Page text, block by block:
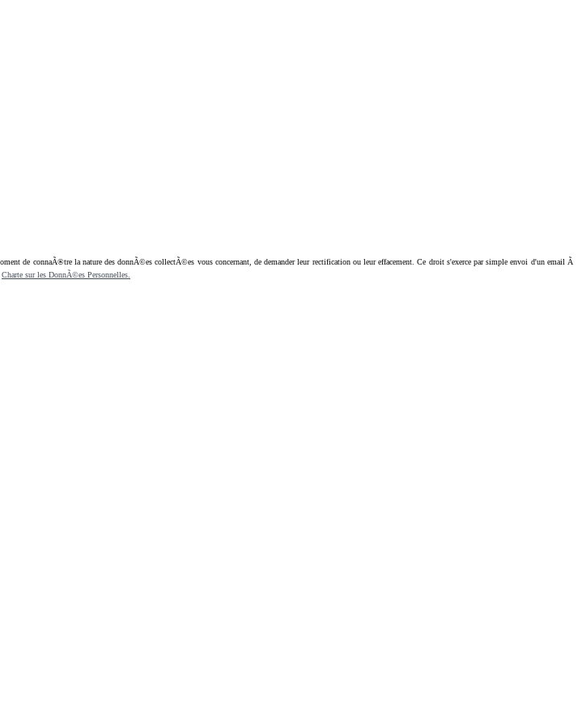
de connaÃ®tre la nature des donnÃ©es collectÃ©es vous concernant, de demander leur rectification ou leur effacement. Ce droit s'exerce par simple envoi d'un email Ã
Charte sur les DonnÃ©es Personnelles.